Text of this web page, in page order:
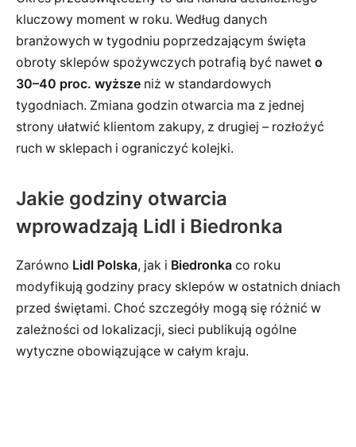
kluczowy moment w roku. Według danych
branżowych w tygodniu poprzedzającym święta
obroty sklepów spożywczych potrafią być nawet o
30–40 proc. wyższe niż w standardowych
tygodniach. Zmiana godzin otwarcia ma z jednej
strony ułatwić klientom zakupy, z drugiej – rozłożyć
ruch w sklepach i ograniczyć kolejki.
Jakie godziny otwarcia
wprowadzają Lidl i Biedronka
Zarówno Lidl Polska, jak i Biedronka co roku
modyfikują godziny pracy sklepów w ostatnich dniach
przed świętami. Choć szczegóły mogą się różnić w
zależności od lokalizacji, sieci publikują ogólne
wytyczne obowiązujące w całym kraju.